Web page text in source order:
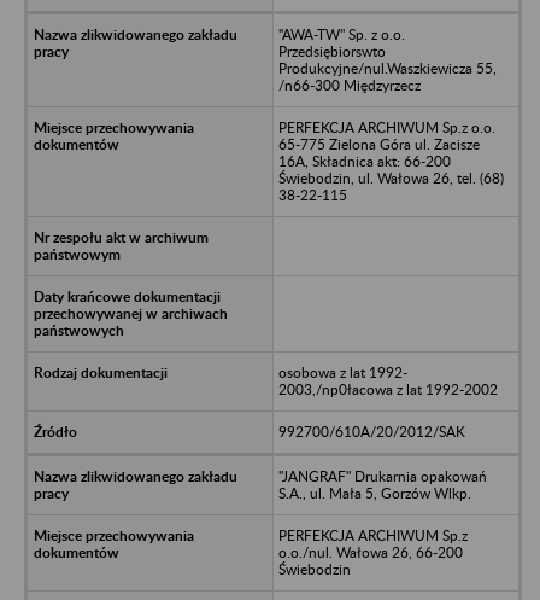
"AWA-TW" Sp. z o.o.
Przedsiębiorswto
Produkcyjne/nul.Waszkiewicza 55,
/n66-300 Międzyrzecz
PERFEKCJA ARCHIWUM Sp.z o.o.
65-775 Zielona Góra ul. Zacisze
16A, Składnica akt: 66-200
Świebodzin, ul. Wałowa 26, tel. (68)
38-22-115
osobowa z lat 1992-
2003,/np0łacowa z lat 1992-2002
992700/610A/20/2012/SAK
"JANGRAF" Drukarnia opakowań
S.A., ul. Mała 5, Gorzów Wlkp.
PERFEKCJA ARCHIWUM Sp.z
o.o./nul. Wałowa 26, 66-200
Świebodzin